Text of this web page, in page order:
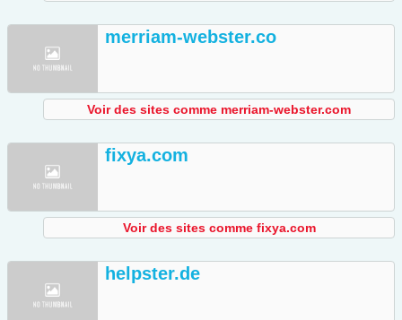
merriam-webster.co
Voir des sites comme merriam-webster.com
fixya.com
Voir des sites comme fixya.com
helpster.de